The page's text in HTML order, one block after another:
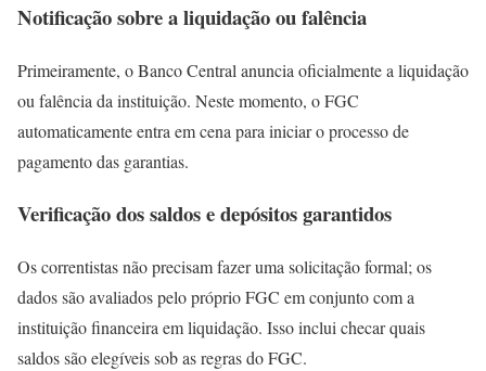
Notificação sobre a liquidação ou falência
Primeiramente, o Banco Central anuncia oficialmente a liquidação
ou falência da instituição. Neste momento, o FGC
automaticamente entra em cena para iniciar o processo de
pagamento das garantias.
Verificação dos saldos e depósitos garantidos
Os correntistas não precisam fazer uma solicitação formal; os
dados são avaliados pelo próprio FGC em conjunto com a
instituição financeira em liquidação. Isso inclui checar quais
saldos são elegíveis sob as regras do FGC.